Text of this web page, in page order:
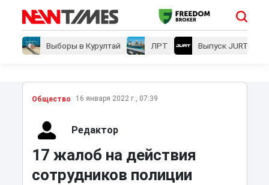
Выборы в Курултай ЛРТ Выпуск JURT
Общество 16 января 2022 г., 07:39
Редактор
17 жалоб на действия
сотрудников полиции